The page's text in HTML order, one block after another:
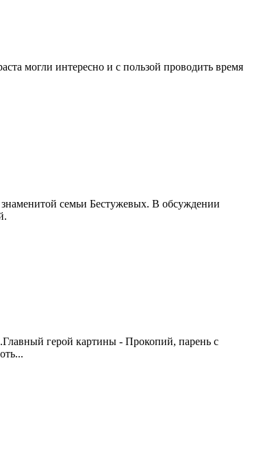
могли интересно и с пользой проводить время
семьи Бестужевых. В обсуждении
герой картины - Прокопий, парень с